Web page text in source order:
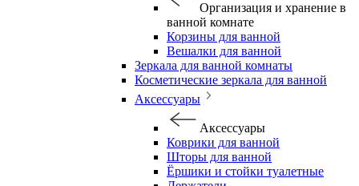
Организация и хранение в
ванной комнате
Корзины для ванной
Вешалки для ванной
Зеркала для ванной комнаты
Косметические зеркала для ванной
Аксессуары
Аксессуары
Коврики для ванной
Шторы для ванной
Ёршики и стойки туалетные